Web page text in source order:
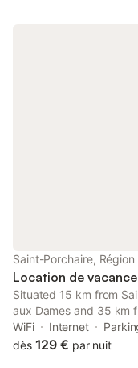
Saint-Porchaire,
Location de
Situated 15 km from
aux Dames and 35 km
Levant provides
property offers access
WiFi Internet
dès 129 € par nuit